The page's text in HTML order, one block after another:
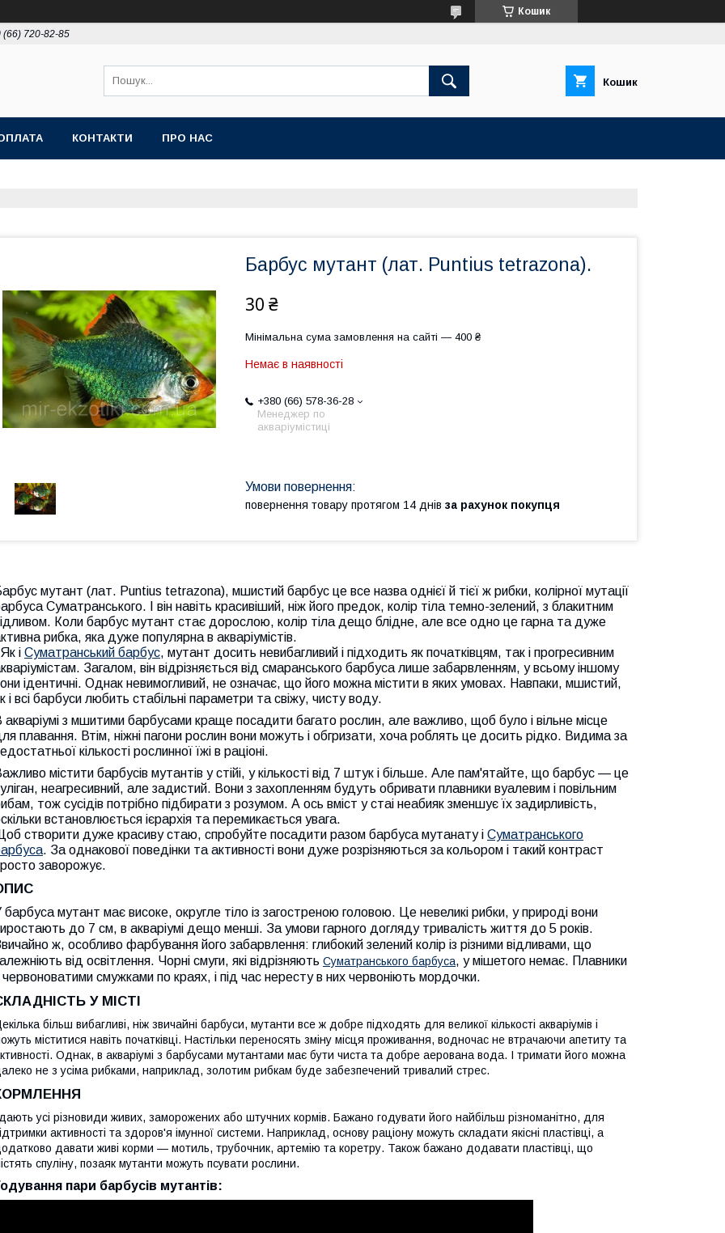
Кошик
(66) 720-82-85
Кошик
КОНТАКТИ ПРО НАС
Барбус мутант (лат. Puntius tetrazona).
30 ₴
Мінімальна сума замовлення на сайті — 400 ₴
Немає в наявності
+380 (66) 578-36-28
Менеджер по
акваріумістиці
повернення товару протягом 14 днів за рахунок покупця
мутант (лат. Puntius tetrazona), мшистий барбус це все назва однієї й тієї ж рибки, колірної мутації
Суматранського. І він навіть красивіший, ніж його предок, колір тіла темно-зелений, з блакитним
Коли барбус мутант стає дорослою, колір тіла дещо блідне, але все одно це гарна та дуже
рибка, яка дуже популярна в акваріумістів.
Як і Суматранський барбус, мутант досить невибагливий і підходить як початківцям, так і прогресивним
Загалом, він відрізняється від смаранського барбуса лише забарвленням, у всьому іншому
ідентичні. Однак невимогливий, не означає, що його можна містити в яких умовах. Навпаки, мшистий,
і всі барбуси любить стабільні параметри та свіжу, чисту воду.
акваріумі з мшитими барбусами краще посадити багато рослин, але важливо, щоб було і вільне місце
плавання. Втім, ніжні пагони рослин вони можуть і обгризати, хоча роблять це досить рідко. Видима за
кількості рослинної їжі в раціоні.
містити барбусів мутантів у стійі, у кількості від 7 штук і більше. Але пам'ятайте, що барбус — це
неагресивний, але задистий. Вони з захопленням будуть обривати плавники вуалевим і повільним
тож сусідів потрібно підбирати з розумом. А ось вміст у стаі неабияк зменшує їх задирливість,
встановлюється ієрархія та перемикається увага.
створити дуже красиву стаю, спробуйте посадити разом барбуса мутанату і Суматранського
. За однакової поведінки та активності вони дуже розрізняються за кольором і такий контраст
заворожує.
барбуса мутант має високе, округле тіло із загостреною головою. Це невеликі рибки, у природі вони
до 7 см, в акваріумі дещо менші. За умови гарного догляду тривалість життя до 5 років.
ж, особливо фарбування його забарвлення: глибокий зелений колір із різними відливами, що
від освітлення. Чорні смуги, які відрізняють Суматранського барбуса, у мішетого немає. Плавники
червоноватими смужками по краях, і під час нересту в них червоніють мордочки.
У МІСТІ
більш вибагливі, ніж звичайні барбуси, мутанти все ж добре підходять для великої кількості акваріумів і
міститися навіть початківці. Настільки переносять зміну місця проживання, водночас не втрачаючи апетиту та
Однак, в акваріумі з барбусами мутантами має бути чиста та добре аерована вода. І тримати його можна
не з усіма рибками, наприклад, золотим рибкам буде забезпечений тривалий стрес.
усі різновиди живих, заморожених або штучних кормів. Бажано годувати його найбільш різноманітно, для
активності та здоров'я імунної системи. Наприклад, основу раціону можуть складати якісні пластівці, а
давати живі корми — мотиль, трубочник, артемію та коретру. Також бажано додавати пластівці, що
спуліну, позаяк мутанти можуть псувати рослини.
пари барбусів мутантів: